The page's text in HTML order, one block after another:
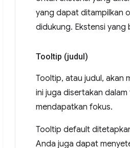
yang dapat ditampilkan
didukung. Ekstensi yang
Tooltip (judul)
Tooltip, atau judul, akan
ini juga disertakan
mendapatkan fokus.
Tooltip default
Anda juga dapat